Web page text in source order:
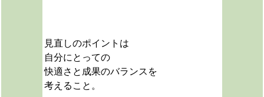
見直しのポイントは
自分にとっての
快適さと成果のバランスを
考えること。